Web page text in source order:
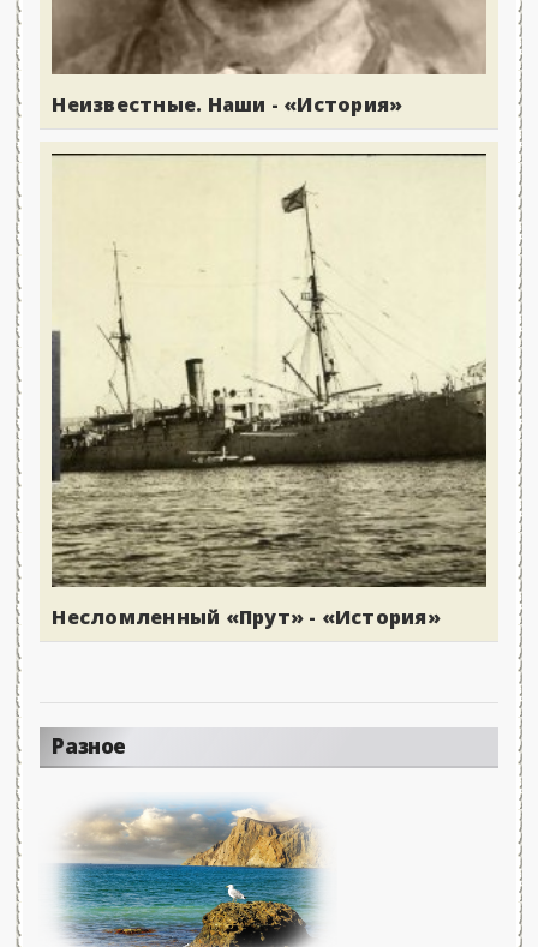
Неизвестные. Наши - «История»
Несломленный «Прут» - «История»
Разное